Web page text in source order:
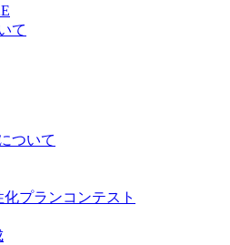
て
ついて
プランコンテスト